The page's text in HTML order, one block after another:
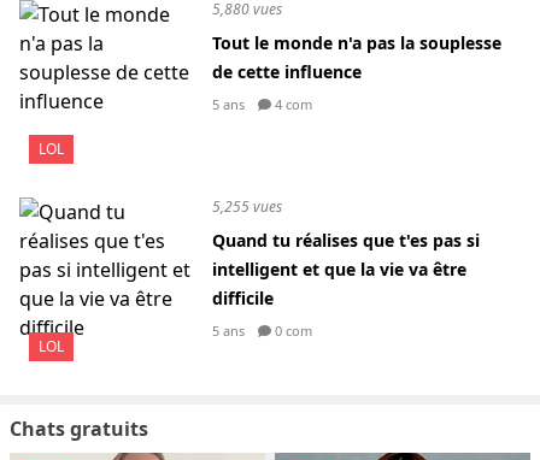
LOL
5,880 vues
Tout le monde n'a pas la souplesse
de cette influence
5 ans 4 com
LOL
5,255 vues
Quand tu réalises que t'es pas si
intelligent et que la vie va être
difficile
5 ans 0 com
Chats gratuits